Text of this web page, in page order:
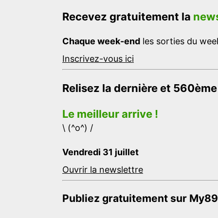
Recevez gratuitement la
Chaque week-end les sorties du
Inscrivez-vous ici
Relisez la dernière et
Le meilleur arrive !
\ (^o^) /
Vendredi 31 juillet
Ouvrir la newslettre
Publiez gratuitement sur